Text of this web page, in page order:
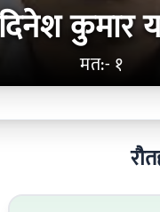
कुमार
मत:- १